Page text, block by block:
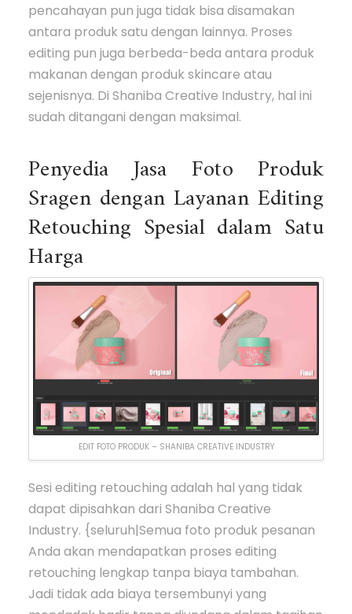
pencahayan pun juga tidak bisa disamakan
antara produk satu dengan lainnya. Proses
editing pun juga berbeda-beda antara produk
makanan dengan produk skincare atau
sejenisnya. Di Shaniba Creative Industry, hal ini
sudah ditangani dengan maksimal.
Penyedia Jasa Foto Produk
Sragen dengan Layanan Editing
Retouching Spesial dalam Satu
Harga
EDIT FOTO PRODUK – SHANIBA CREATIVE INDUSTRY
Sesi editing retouching adalah hal yang tidak
dapat dipisahkan dari Shaniba Creative
Industry. {seluruh|Semua foto produk pesanan
Anda akan mendapatkan proses editing
retouching lengkap tanpa biaya tambahan.
Jadi tidak ada biaya tersembunyi yang